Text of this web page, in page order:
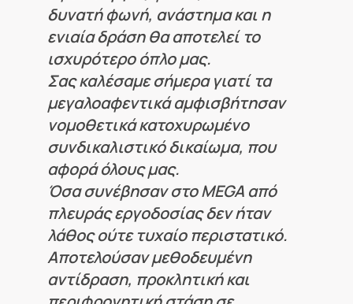
δυνατή φωνή, ανάστημα και η
ενιαία δράση θα αποτελεί το
ισχυρότερο όπλο μας.
Σας καλέσαμε σήμερα γιατί τα
μεγαλοαφεντικά αμφισβήτησαν
νομοθετικά κατοχυρωμένο
συνδικαλιστικό δικαίωμα, που
αφορά όλους μας.
Όσα συνέβησαν στο MEGA από
πλευράς εργοδοσίας δεν ήταν
λάθος ούτε τυχαίο περιστατικό.
Αποτελούσαν μεθοδευμένη
αντίδραση, προκλητική και